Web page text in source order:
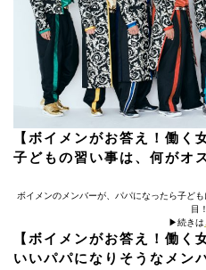
【ボイメンがお答え！働く
子どもの習い事は、何がオ
ボイメンのメンバーが、パパになったら子ど
目！
▶︎続きは
【ボイメンがお答え！働く
いいパパになりそうなメン